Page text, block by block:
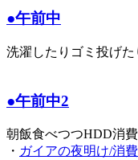
●午前中
洗濯したりゴミ投げた
●午前中2
朝飯食べつつHDD消費
・ ガイアの夜明け/消